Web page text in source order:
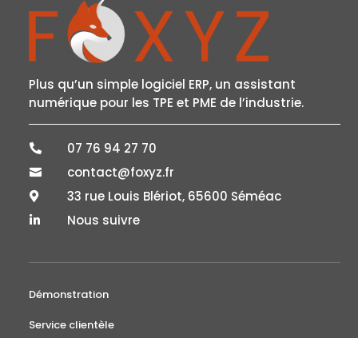
Plus qu’un simple logiciel ERP, un assistant
numérique pour les TPE et PME de l’industrie.
 07 76 94 27 70
 contact@foxyz.fr
 33 rue Louis Blériot, 65600 Séméac
 Nous suivre
Démonstration
Service clientèle